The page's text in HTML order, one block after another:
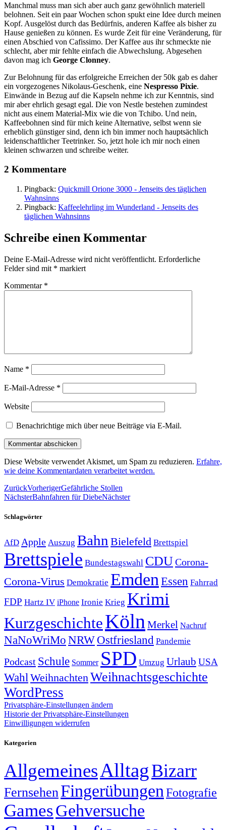
Manchmal muss man sich aber auch ganz gewöhnlich materiell
belohnen. Seit ein paar Wochen schon spukt eine Idee durch meinen
Kopf. Ausgelöst durch das Bedürfnis, anderen Kaffee als bisher zu
Hause genießen zu können. Es wurde Zeit für eine Veränderung, für
einen Abschied von Cafissimo. Der Kaffee aus ihr schmeckte nie
schlecht, aber mir fehlte einfach die Abwechslung. Abgesehen
davon mag ich George Clonney.
Zur Belohnung für das erfolgreiche Erreichen der 50k gab es daher
ein vorgezogenes Nikolaus-Geschenk, eine Nespresso Pixie.
Einwände in Bezug auf die Kapseln nehme ich zur Kenntnis, sind
mir aber ehrlich gesagt egal. Die von Nestle bestehen zumindest
nicht aus einem Material-Mix wie die von Tchibo. Und nein,
Kaffeebohnen sind für mich keine Alternative, selbst wenn sie
erheblich günstiger sind, denn ich bin immer noch hauptsächlich
leidenschaftlicher Teetrinker. So, jetzt hole ich mir noch einen
kleinen schwarzen und schreibe weiter.
2 Kommentare
Pingback: Quickmill Orione 3000 - Jenseits des täglichen
Wahnsinns
Pingback: Kaffeelehrling im Wunderland - Jenseits des
täglichen Wahnsinns
Schreibe einen Kommentar
Deine E-Mail-Adresse wird nicht veröffentlicht. Erforderliche
Felder sind mit * markiert
Kommentar *
Name *
E-Mail-Adresse *
Website
Benachrichtige mich über neue Beiträge via E-Mail.
Diese Website verwendet Akismet, um Spam zu reduzieren. Erfahre,
wie deine Kommentardaten verarbeitet werden.
ZurückVorherigerGefährliche Stollen
NächsterBahnfahren für DiebeNächster
Schlagwörter
AfD Apple Auszug Bahn Bielefeld Brettspiel
Brettspiele Bundestagswahl CDUCorona-
Corona-Virus Demokratie Emden Essen Fahrrad
FDP Hartz IV iPhone Ironie Krieg Krimi
KurzgeschichteKölnMerkel Nachruf
NaNoWriMo NRWOstfriesland Pandemie
Podcast Schule Sommer SPD Umzug Urlaub USA
WahlWeihnachtenWeihnachtsgeschichte
WordPress
Privatsphäre-Einstellungen ändern
Historie der Privatsphäre-Einstellungen
Einwilligungen widerrufen
Kategorien
AllgemeinesAlltagBizarr
Fernsehen Fingerübungen Fotografie
GamesGehversuche